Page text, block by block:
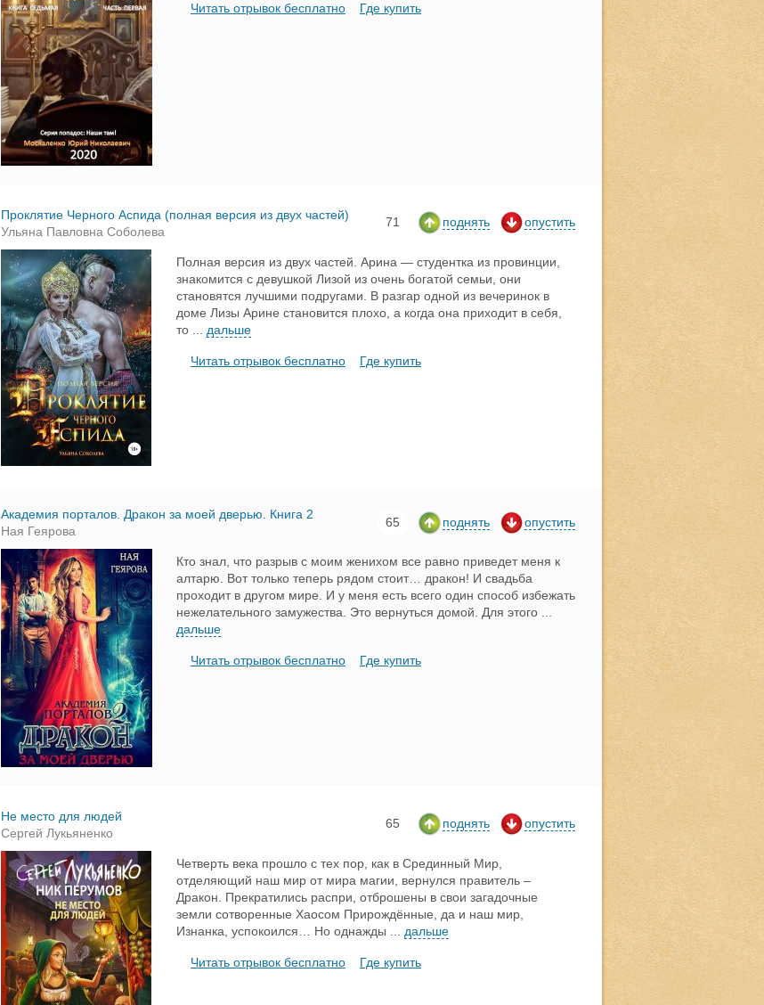
Читать отрывок бесплатно Где купить
Проклятие Черного Аспида (полная версия из двух частей)
Ульяна Павловна Соболева
71 поднять опустить
Полная версия из двух частей. Арина — студентка из провинции,
знакомится с девушкой Лизой из очень богатой семьи, они
становятся лучшими подругами. В разгар одной из вечеринок в
доме Лизы Арине становится плохо, а когда она приходит в себя,
то
дальше
Читать отрывок бесплатно Где купить
Академия порталов. Дракон за моей дверью. Книга 2
Ная Геярова
65 поднять опустить
Кто знал, что разрыв с моим женихом все равно приведет меня к
алтарю. Вот только теперь рядом стоит… дракон! И свадьба
проходит в другом мире. И у меня есть всего один способ избежать
нежелательного замужества. Это вернуться домой. Для этого
дальше
Читать отрывок бесплатно Где купить
Не место для людей
Сергей Лукьяненко
65 поднять опустить
Четверть века прошло с тех пор, как в Срединный Мир,
отделяющий наш мир от мира магии, вернулся правитель –
Дракон. Прекратились распри, отброшены в свои загадочные
земли сотворенные Хаосом Прирождённые, да и наш мир,
Изнанка, успокоился… Но однажды
дальше
Читать отрывок бесплатно Где купить